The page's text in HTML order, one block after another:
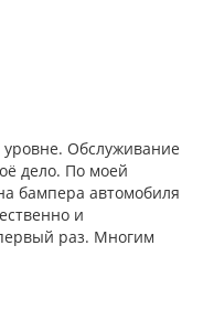
Обслуживание
дело. По моей
бампера автомобиля
и
раз. Многим